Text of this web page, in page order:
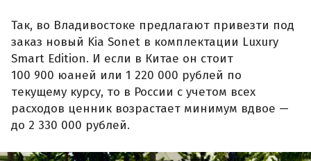
Так, во Владивостоке предлагают привезти под
заказ новый Kia Sonet в комплектации Luxury
Smart Edition. И если в Китае он стоит
100 900 юаней или 1 220 000 рублей по
текущему курсу, то в России с учетом всех
расходов ценник возрастает минимум вдвое —
до 2 330 000 рублей.